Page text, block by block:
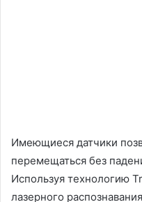
Имеющиеся датчики
перемещаться без
Используя технологию
лазерного